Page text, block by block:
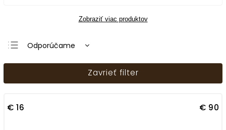
Zobraziť viac produktov
Odporúčame
Najlacnejšie
Zavrieť filter
€ 16 € 90